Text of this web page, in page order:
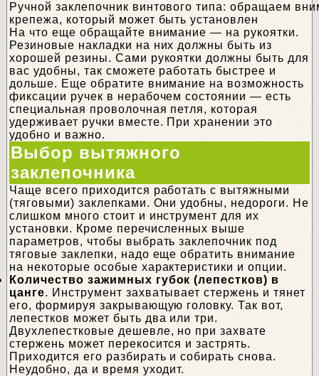
Ручной заклепочник винтового типа: обращаем
крепежа, который может быть установлен
На что еще обращайте внимание — на рукоятки.
Резиновые накладки на них должны быть из
хорошей резины. Сами рукоятки должны быть для
вас удобны, так сможете работать быстрее и
дольше. Еще обратите внимание на возможность
фиксации ручек в нерабочем состоянии — есть
специальная проволочная петля, которая
удерживает ручки вместе. При хранении это
удобно и важно.
Выбор вытяжного
заклепочника
Чаще всего приходится работать с вытяжными
(тяговыми) заклепками. Они удобны, недороги. Не
слишком много стоит и инструмент для их
установки. Кроме перечисленных выше
параметров, чтобы выбрать заклепочник под
тяговые заклепки, надо еще обратить внимание
на некоторые особые характеристики и опции.
Количество зажимных губок (лепестков) в
цанге. Инструмент захватывает стержень и тянет
его, формируя закрывающую головку. Так вот,
лепестков может быть два или три.
Двухлепестковые дешевле, но при захвате
стержень может перекосится и застрять.
Приходится его разбирать и собирать снова.
Неудобно, да и время уходит.